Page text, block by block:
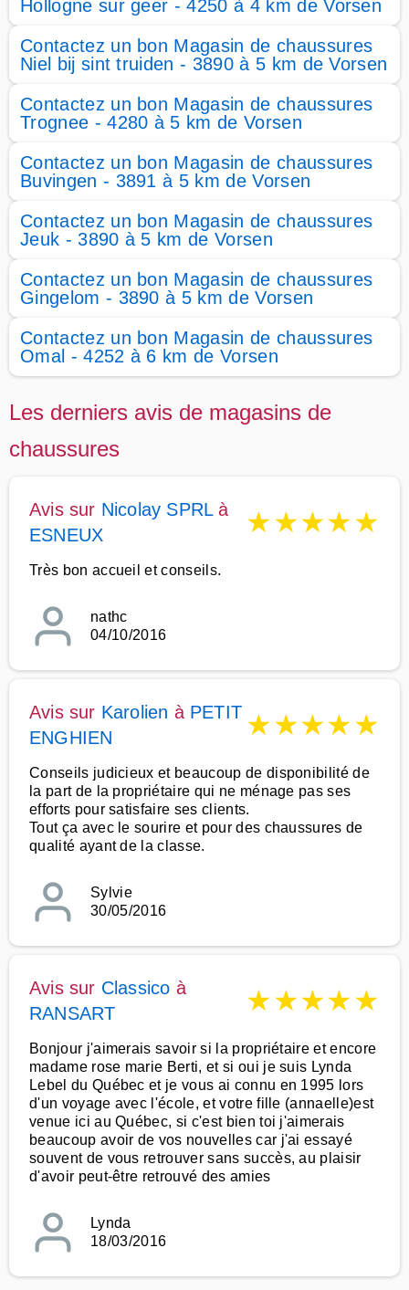
Hollogne sur geer - 4250 à 4 km de Vorsen
Contactez un bon Magasin de chaussures
Niel bij sint truiden - 3890 à 5 km de Vorsen
Contactez un bon Magasin de chaussures
Trognee - 4280 à 5 km de Vorsen
Contactez un bon Magasin de chaussures
Buvingen - 3891 à 5 km de Vorsen
Contactez un bon Magasin de chaussures
Jeuk - 3890 à 5 km de Vorsen
Contactez un bon Magasin de chaussures
Gingelom - 3890 à 5 km de Vorsen
Contactez un bon Magasin de chaussures
Omal - 4252 à 6 km de Vorsen
Les derniers avis de magasins de
chaussures
Avis sur Nicolay SPRLà
ESNEUX
★★★★★
Très bon accueil et conseils.
nathc
04/10/2016
Avis sur Karolien à PETIT
ENGHIEN
★★★★★
Conseils judicieux et beaucoup de disponibilité de
la part de la propriétaire qui ne ménage pas ses
efforts pour satisfaire ses clients.
Tout ça avec le sourire et pour des chaussures de
qualité ayant de la classe.
Sylvie
30/05/2016
Avis sur Classico à
RANSART
★★★★★
Bonjour j'aimerais savoir si la propriétaire et encore
madame rose marie Berti, et si oui je suis Lynda
Lebel du Québec et je vous ai connu en 1995 lors
d'un voyage avec l'école, et votre fille (annaelle)est
venue ici au Québec, si c'est bien toi j'aimerais
beaucoup avoir de vos nouvelles car j'ai essayé
souvent de vous retrouver sans succès, au plaisir
d'avoir peut-être retrouvé des amies
Lynda
18/03/2016